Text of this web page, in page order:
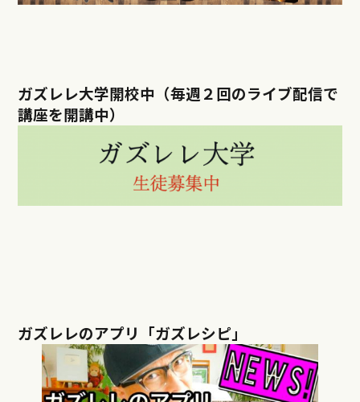
ガズレレ大学開校中（毎週２回のライブ配信で
講座を開講中）
ガズレレのアプリ「ガズレシピ」